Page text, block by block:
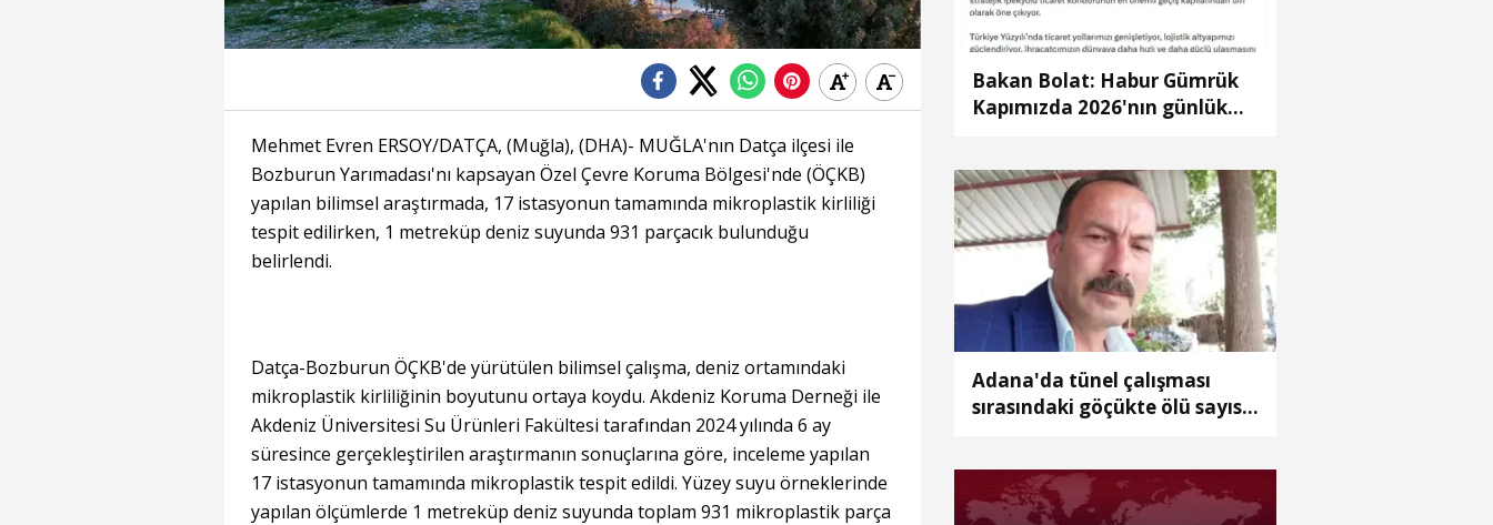
Mehmet Evren ERSOY/DATÇA, (Muğla), (DHA)- MUĞLA'nın Datça ilçesi ile
Bozburun Yarımadası'nı kapsayan Özel Çevre Koruma Bölgesi'nde (ÖÇKB)
yapılan bilimsel araştırmada, 17 istasyonun tamamında mikroplastik kirliliği
tespit edilirken, 1 metreküp deniz suyunda 931 parçacık bulunduğu
belirlendi.
Datça-Bozburun ÖÇKB'de yürütülen bilimsel çalışma, deniz ortamındaki
mikroplastik kirliliğinin boyutunu ortaya koydu. Akdeniz Koruma Derneği ile
Akdeniz Üniversitesi Su Ürünleri Fakültesi tarafından 2024 yılında 6 ay
süresince gerçekleştirilen araştırmanın sonuçlarına göre, inceleme yapılan
17 istasyonun tamamında mikroplastik tespit edildi. Yüzey suyu örneklerinde
yapılan ölçümlerde 1 metreküp deniz suyunda toplam 931 mikroplastik parça
Bakan Bolat: Habur Gümrük
Kapımızda 2026'nın günlük
Adana'da tünel çalışması
sırasındaki göçükte ölü sayısı